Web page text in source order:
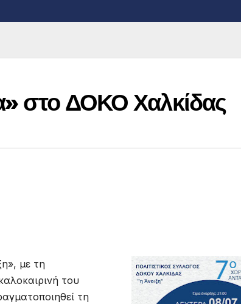
στο ΔΟΚΟ Χαλκίδας
με τη
του
τη